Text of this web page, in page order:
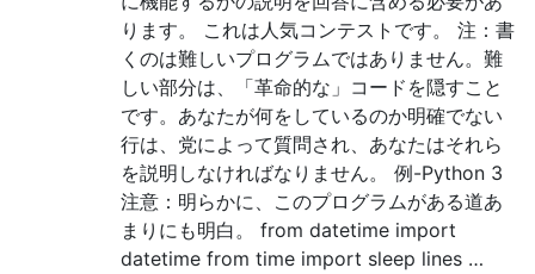
ります。 これは人気コンテストです。 注：書
くのは難しいプログラムではありません。難
しい部分は、「革命的な」コードを隠すこと
です。あなたが何をしているのか明確でない
行は、党によって質問され、あなたはそれら
を説明しなければなりません。 例-Python 3
注意：明らかに、このプログラムがある道あ
まりにも明白。 from datetime import
datetime from time import sleep lines …